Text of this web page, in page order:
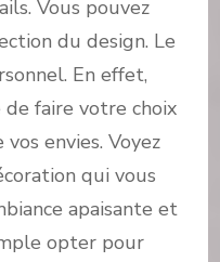
Vous pouvez
du design. Le
En effet,
faire votre choix
envies. Voyez
qui vous
apaisante et
opter pour